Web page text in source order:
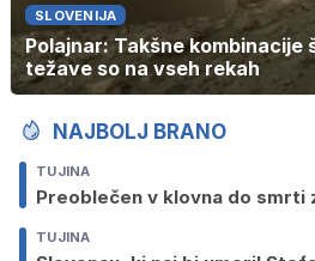
SLOVENIJA
Polajnar: Takšne kombinacije
težave so na vseh rekah
NAJBOLJ BRANO
TUJINA
Preoblečen v klovna do
TUJINA